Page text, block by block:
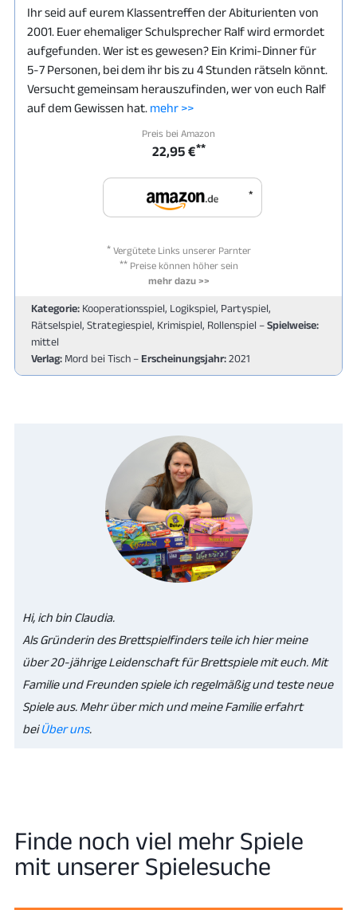
Ihr seid auf eurem Klassentreffen der Abiturienten von
2001. Euer ehemaliger Schulsprecher Ralf wird ermordet
aufgefunden. Wer ist es gewesen? Ein Krimi-Dinner für
5-7 Personen, bei dem ihr bis zu 4 Stunden rätseln könnt.
Versucht gemeinsam herauszufinden, wer von euch Ralf
auf dem Gewissen hat. mehr >>
Preis bei Amazon
22,95 €**
*
*Vergütete Links unserer Parnter
**Preise können höher sein
mehr dazu >>
Kategorie: Kooperationsspiel, Logikspiel, Partyspiel,
Rätselspiel, Strategiespiel, Krimispiel, Rollenspiel –Spielweise:
mittel
Verlag: Mord bei Tisch – Erscheinungsjahr:2021
Hi, ich bin Claudia.
Als Gründerin des Brettspielfinders teile ich hier meine
über 20-jährige Leidenschaft für Brettspiele mit euch. Mit
Familie und Freunden spiele ich regelmäßig und teste neue
Spiele aus. Mehr über mich und meine Familie erfahrt
beiÜber uns.
Finde noch viel mehr Spiele
mit unserer Spielesuche